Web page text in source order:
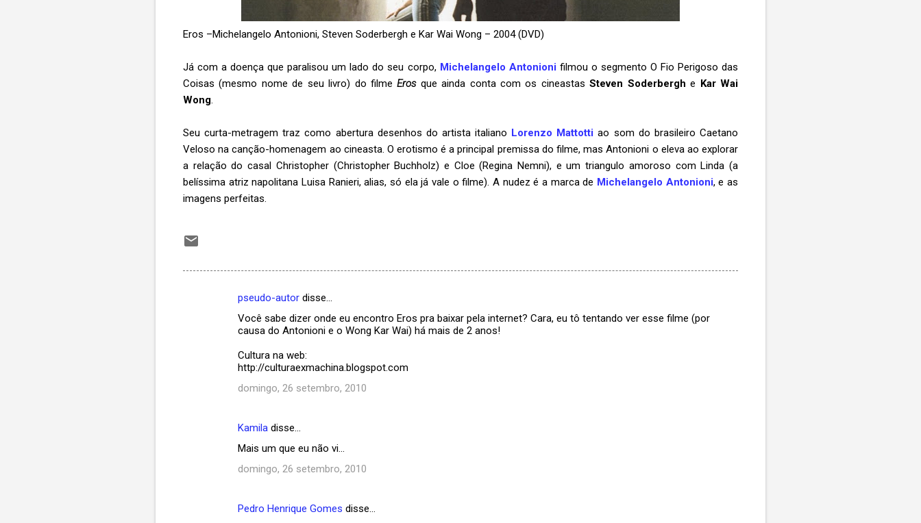
Eros –Michelangelo Antonioni, Steven Soderbergh e Kar Wai Wong – 2004 (DVD)
Já com a doença que paralisou um lado do seu corpo, Michelangelo Antonioni filmou o segmento O Fio Perigoso das
Coisas (mesmo nome de seu livro) do filmeErosque ainda conta com os cineastas Steven Soderberghe Kar Wai
Wong.
Seu curta-metragem traz como abertura desenhos do artista italiano Lorenzo Mattotti ao som do brasileiro Caetano
Veloso na canção-homenagem ao cineasta. O erotismo é a principal premissa do filme, mas Antonioni o eleva ao explorar
a relação do casal Christopher (Christopher Buchholz) e Cloe (Regina Nemni), e um triangulo amoroso com Linda (a
belíssima atriz napolitana Luisa Ranieri, alias, só ela já vale o filme). A nudez é a marca de Michelangelo Antonioni, e as
imagens perfeitas.
pseudo-autor disse…
Você sabe dizer onde eu encontro Eros pra baixar pela internet? Cara, eu tô tentando ver esse filme (por
causa do Antonioni e o Wong Kar Wai) há mais de 2 anos!
Cultura na web:
http://culturaexmachina.blogspot.com
domingo, 26 setembro, 2010
Kamila disse…
Mais um que eu não vi...
domingo, 26 setembro, 2010
Pedro Henrique Gomes disse…